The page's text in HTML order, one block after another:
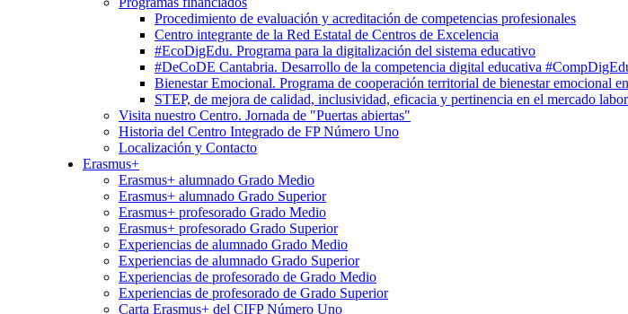
Procedimiento de evaluación y acreditación de competencias profesionales
Centro integrante de la Red Estatal de Centros de Excelencia
#EcoDigEdu. Programa para la digitalización del sistema educativo
#DeCoDE Cantabria. Desarrollo de la competencia digital educativa
Bienestar Emocional. Programa de cooperación territorial de bienestar emocional
STEP, de mejora de calidad, inclusividad, eficacia y pertinencia en el mercado
Visita nuestro Centro. Jornada de "Puertas abiertas"
Historia del Centro Integrado de FP Número Uno
Localización y Contacto
Erasmus+
Erasmus+ alumnado Grado Medio
Erasmus+ alumnado Grado Superior
Erasmus+ profesorado Grado Medio
Erasmus+ profesorado Grado Superior
Experiencias de alumnado Grado Medio
Experiencias de alumnado Grado Superior
Experiencias de profesorado de Grado Medio
Experiencias de profesorado de Grado Superior
Carta Erasmus+ del CIFP Número Uno